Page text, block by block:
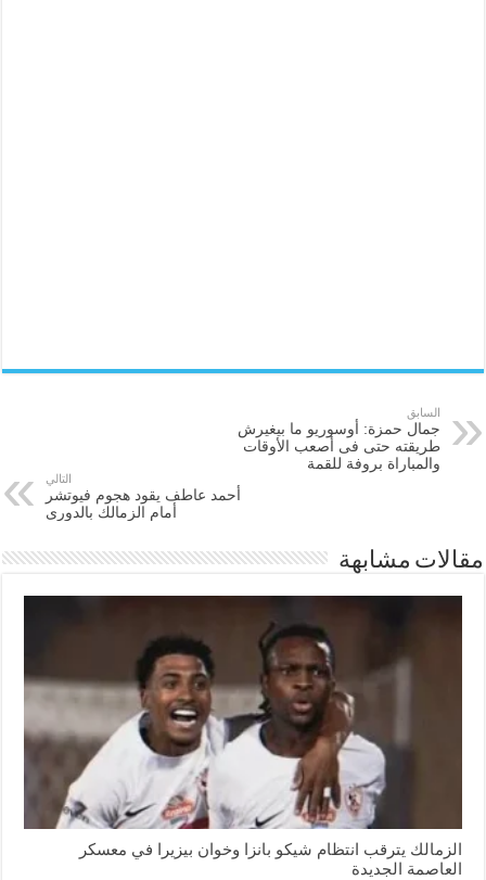
السابق
جمال حمزة: أوسوريو ما بيغيرش
طريقته حتى فى أصعب الأوقات
والمباراة بروفة للقمة
التالي
أحمد عاطف يقود هجوم فيوتشر
أمام الزمالك بالدورى
مقالات مشابهة
الزمالك يترقب انتظام شيكو بانزا وخوان بيزيرا في معسكر
العاصمة الجديدة